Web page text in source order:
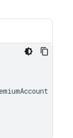
===